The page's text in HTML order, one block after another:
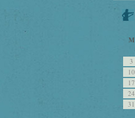
M
3
10
17
24
31